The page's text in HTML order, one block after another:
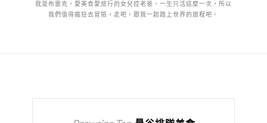
我是布雷克，愛美食愛旅行的女兒控老爸，一生只活這麼一次，所以
我們值得瘋狂去冒險，走吧，跟我一起踏上世界的旅程吧。